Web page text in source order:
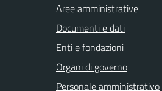
Aree amministrative
Documenti e dati
Enti e fondazioni
Organi di governo
Personale amministrativo